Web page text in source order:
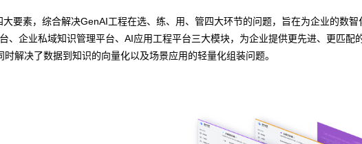
要素，综合解决GenAI工程在选、练、用、管四大环节的问题，旨在为企业的数
、企业私域知识管理平台、AI应用工程平台三大模块，为企业提供更先进、更匹配
解决了数据到知识的向量化以及场景应用的轻量化组装问题。